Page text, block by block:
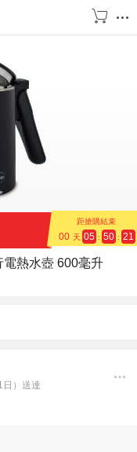
距搶購結束
00 天 05 : 50 : 21
熱水壺 600毫升
日）送達